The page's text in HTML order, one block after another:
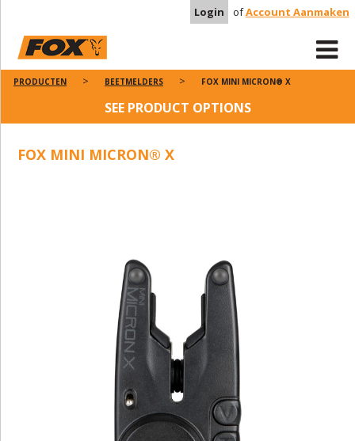
Login ofAccount Aanmaken
PRODUCTEN BEETMELDERS FOX MINI MICRON® X
SEE PRODUCT OPTIONS
FOX MINI MICRON® X